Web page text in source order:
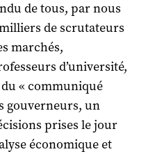
de tous, par nous
de scrutateurs
marchés,
d’université,
« communiqué
gouverneurs, un
prises le jour
économique et